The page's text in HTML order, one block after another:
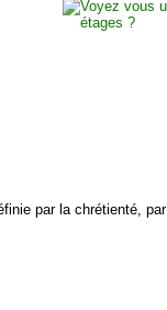
par la chrétienté,